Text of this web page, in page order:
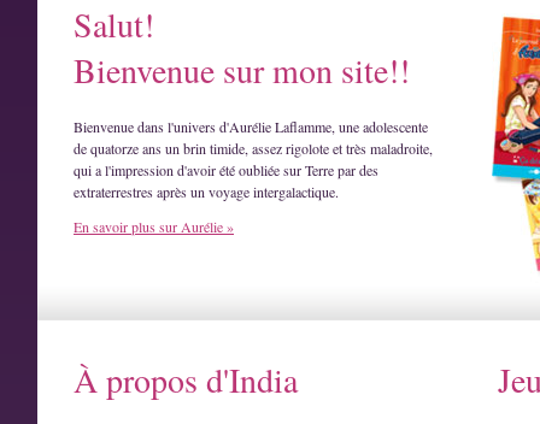
Salut!
Bienvenue sur mon site!!
Bienvenue dans l'univers d'Aurélie Laflamme, une adolescente
de quatorze ans un brin timide, assez rigolote et très maladroite,
qui a l'impression d'avoir été oubliée sur Terre par des
extraterrestres après un voyage intergalactique.
En savoir plus sur Aurélie »
À propos d'India